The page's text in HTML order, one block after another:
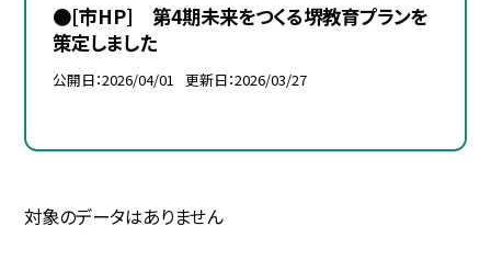
●[市HP] 第4期未来をつくる堺教育プランを
策定しました
公開日 2026/04/01 更新日 2026/03/27
対象のデータはありません